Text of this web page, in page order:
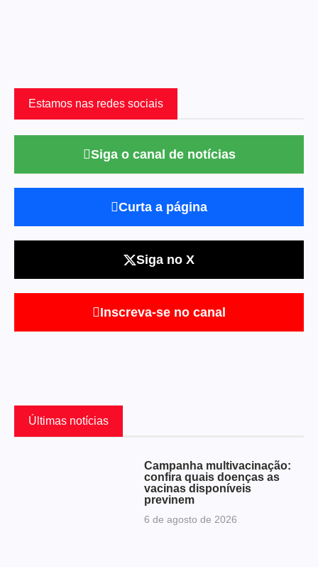
Estamos nas redes sociais
Siga o canal de notícias
Curta a página
Siga no X
Inscreva-se no canal
Últimas notícias
Campanha multivacinação:
confira quais doenças as
vacinas disponíveis
previnem
6 de agosto de 2026